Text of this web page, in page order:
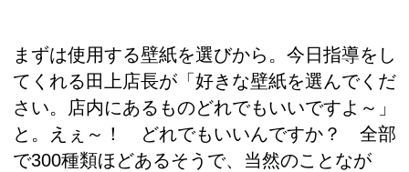
まずは使用する壁紙を選びから。今日指導をし
てくれる田上店長が「好きな壁紙を選んでくだ
さい。店内にあるものどれでもいいですよ～」
と。えぇ～！ どれでもいいんですか？ 全部
で300種類ほどあるそうで、当然のことなが